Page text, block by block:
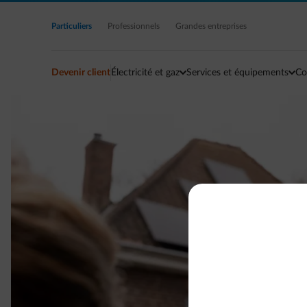
Accéder au contenu principal
Particuliers Professionnels Grandes entreprises
Devenir client Électricité et gaz Services et équipements